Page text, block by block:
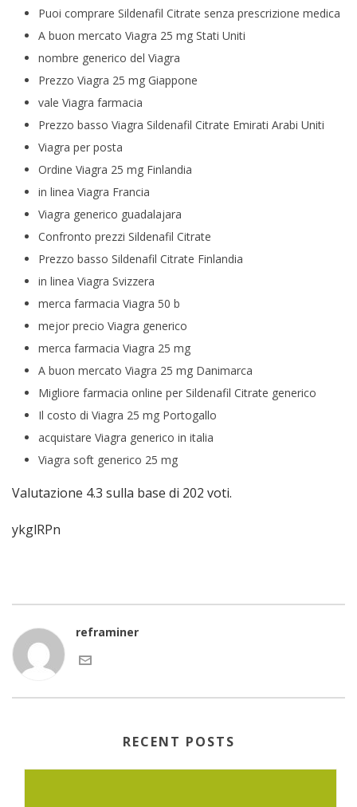
Puoi comprare Sildenafil Citrate senza prescrizione medica
A buon mercato Viagra 25 mg Stati Uniti
nombre generico del Viagra
Prezzo Viagra 25 mg Giappone
vale Viagra farmacia
Prezzo basso Viagra Sildenafil Citrate Emirati Arabi Uniti
Viagra per posta
Ordine Viagra 25 mg Finlandia
in linea Viagra Francia
Viagra generico guadalajara
Confronto prezzi Sildenafil Citrate
Prezzo basso Sildenafil Citrate Finlandia
in linea Viagra Svizzera
merca farmacia Viagra 50 b
mejor precio Viagra generico
merca farmacia Viagra 25 mg
A buon mercato Viagra 25 mg Danimarca
Migliore farmacia online per Sildenafil Citrate generico
Il costo di Viagra 25 mg Portogallo
acquistare Viagra generico in italia
Viagra soft generico 25 mg
Valutazione 4.3 sulla base di 202 voti.
ykglRPn
reframiner
RECENT POSTS